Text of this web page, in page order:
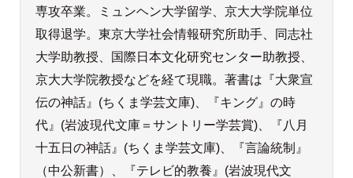
専攻卒業。ミュンヘン大学留学、京大大学院単位
取得退学。東京大学社会情報研究所助手、同志社
大学助教授、国際日本文化研究センター助教授、
京大大学院教授などを経て現職。著書は『大衆宣
伝の神話』(ちくま学芸文庫)、『キング』の時
代』(岩波現代文庫＝サントリー学芸賞)、『八月
十五日の神話』(ちくま学芸文庫)、『言論統制』
（中公新書）、『テレビ的教養』(岩波現代文